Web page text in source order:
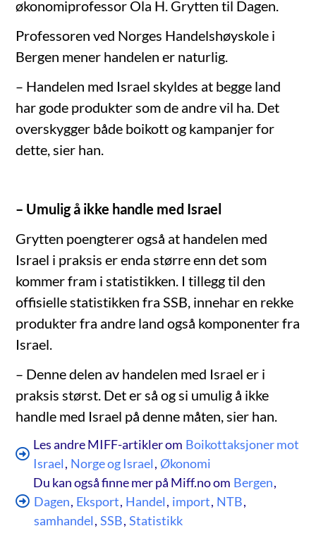
økonomiprofessor Ola H. Grytten til Dagen.
Professoren ved Norges Handelshøyskole i
Bergen mener handelen er naturlig.
– Handelen med Israel skyldes at begge land
har gode produkter som de andre vil ha. Det
overskygger både boikott og kampanjer for
dette, sier han.
– Umulig å ikke handle med Israel
Grytten poengterer også at handelen med
Israel i praksis er enda større enn det som
kommer fram i statistikken. I tillegg til den
offisielle statistikken fra SSB, innehar en rekke
produkter fra andre land også komponenter fra
Israel.
– Denne delen av handelen med Israel er i
praksis størst. Det er så og si umulig å ikke
handle med Israel på denne måten, sier han.
Les andre MIFF-artikler om Boikottaksjoner mot
Israel, Norge og Israel, Økonomi
Du kan også finne mer på Miff.no om Bergen,
Dagen, Eksport, Handel, import, NTB,
samhandel, SSB, Statistikk